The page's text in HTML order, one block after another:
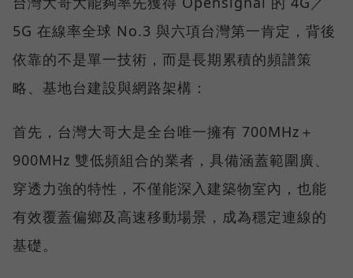
5G 在線率全球 No.3 與六項台灣第一肯定，背後
依靠的不是單一技術，而是長期累積的頻譜策
略、基地台建設與網路架構：
首先，台灣大哥大是全台唯一擁有 700MHz＋
900MHz 雙低頻組合的業者，具備涵蓋範圍廣、
穿透力強的特性，不僅能深入建築物室內，也能
有效覆蓋偏鄉及高速移動場景，成為穩定連線的
基礎。